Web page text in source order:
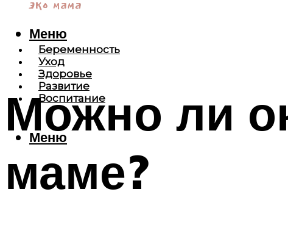
Беременность
Уход
Здоровье
Развитие
Воспитание
Меню
Меню
Можно ли
маме?